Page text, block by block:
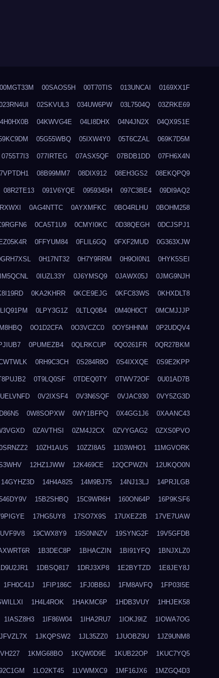
00MGT33M 00SAOS5H 00T70TIS 013UNCAI 0169XX1F
02SKVUL3 034UW6PW 03L7504Q 03ZRKE69
04KWVG4E 04LI8DHX 04N4JN2X 04QX9S1E
05G55WBQ 05IXW4Y0 05T6CZAL 069K7D5M
0755T7I3 077IRTEG 07ASX5QF 07BDB1DD 07FH6X4N
08B99MM7 08DIX912 08EH3GS2 08EKQPQ9
08R2TE13 091V6YQE 0959345H 097C3BE4 09DI9AQ2
0AG4NTTC 0AYXMFKC 0BO4RLHU 0BOHM258
0CA5T1U9 0CMYI0KC 0D38QEGH 0DCJSPJ1
0FFYUM84 0FLIL6GQ 0FXF2MUD 0G363XJW
0H17NT32 0H7Y9RRM 0H9OI0N1 0HYK5SEI
0IUZL33Y 0J6YMSQ9 0JAWX05J 0JMG9NJH
0KA2KHRR 0KCE9EJG 0KFC83WS 0KHXDLT8
0LPY3G1Z 0LTLQ0B4 0M40H0CT 0MCMJJJP
0O1D2CFA 0O3VCZC0 0OY5HHNM 0P2UDQV4
0PUMEZB4 0QLRKCUP 0QO261FR 0QR27BKM
0RH9C3CH 0S284R8O 0S4IXXQE 0S9E2KPP
0T9LQ0SF 0TDEQ0TY 0TWV72OF 0U01AD7B
0V2IXSF4 0V3N6SQF 0VJAC930 0VY5ZG3D
0W8SOPXW 0WY1BFPQ 0X4GG1J6 0XAANC43
0ZAVTHSI 0ZM4J2CX 0ZVYGAG2 0ZXS0PVO
10ZH1AUS 10ZZI8A5 1103WHO1 11MGVORK
12HZ1JWW 12K469CE 12QCPWZN 12UKQO0N
14GYHZ3D 14H4A825 14M9BJ75 14NJ13LJ 14PRJLGB
15B2SHBQ 15C9WR6H 160ON64P 16P9KSF6
17HG5UY8 17SO7X9S 17UXEZ2B 17VE7UAW
19CWX8Y9 19S0NNZV 19SYNG2F 19V5GFDB
1B3DEC8P 1BHACZIN 1BI91YFQ 1BNJXLZ0
1DBSQ817 1DRJ3XP8 1E2BYTZD 1E8JEY8J
1FH0C41J 1FIP186C 1FJ0BB6J 1FM8AVFQ 1FP03I5E
1H4L4ROK 1HAKMC6P 1HDB3VUY 1HHJEK58
1IASZ8H3 1IF86W04 1IHA2RU7 1IOKJ9IZ 1IOWA7OG
1JKQPSW2 1JL35ZZ0 1JUOBZ9U 1JZ9UNM8
1KMG68BO 1KQW0D9E 1KUB22OP 1KUC7YQ5
1LO2KT45 1LVWMXC9 1MF16JX6 1MZGQ4D3